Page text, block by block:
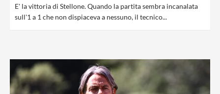
E' la vittoria di Stellone. Quando la partita sembra incanalata
sull'1 a 1 che non dispiaceva a nessuno, il tecnico...